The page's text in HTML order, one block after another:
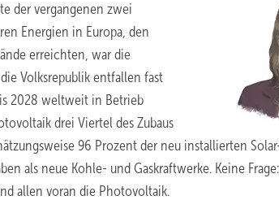
der vergangenen zwei
Energien in Europa, den
erreichten, war die
Volksrepublik entfallen fast
2028 weltweit in Betrieb
drei Viertel des Zubaus
96 Prozent der neu installierten
als neue Kohle- und Gaskraftwerke. Keine
allen voran die Photovoltaik.